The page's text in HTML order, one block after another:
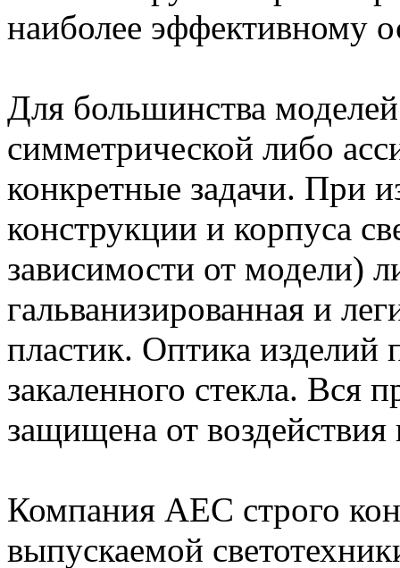
наиболее эффективному
Для большинства
симметрической либо
конкретные задачи. При
конструкции и корпуса
зависимости от модели)
гальванизированная и
пластик. Оптика изделий
закаленного стекла. Вся
защищена от
Компания AEC строго
выпускаемой